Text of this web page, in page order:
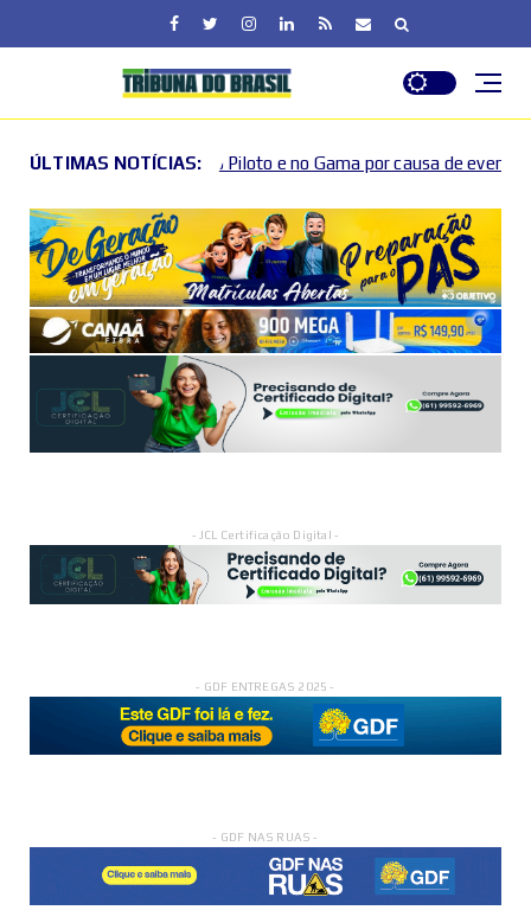
ÚLTIMAS NOTÍCIAS:
Piloto e no Gama por causa de eventos esportivos e culturais
- JCL Certificação Digital -
- GDF ENTREGAS 2025 -
- GDF NAS RUAS -